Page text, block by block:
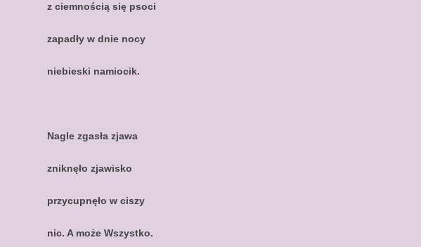
z ciemnością się psoci
zapadły w dnie nocy
niebieski namiocik.
Nagle zgasła zjawa
zniknęło zjawisko
przycupnęło w ciszy
nic. A może Wszystko.